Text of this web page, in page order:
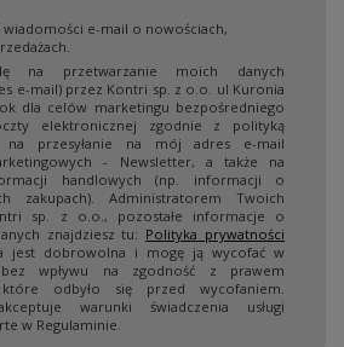
wiadomości e-mail o nowościach,
na przetwarzanie moich danych
e-mail) przez Kontri sp. z o.o. ul Kuronia
dla celów marketingu bezpośredniego
elektronicznej zgodnie z polityką
na przesyłanie na mój adres e-mail
- Newsletter, a także na
handlowych (np. informacji o
zakupach). Administratorem Twoich
sp. z o.o., pozostałe informacje o
znajdziesz tu: Polityka prywatności
jest dobrowolna i mogę ją wycofać w
wpływu na zgodność z prawem
które odbyło się przed wycofaniem.
warunki świadczenia usługi
w Regulaminie.